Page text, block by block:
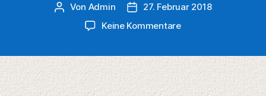
Beitragsautor
Von Admin Veröffentlichungsdatum
27. Februar 2018
Keine Kommentarezu
Burghaus
Bielstein